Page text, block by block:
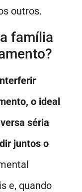
outros.
família
o ideal
séria
juntos o
e, quando